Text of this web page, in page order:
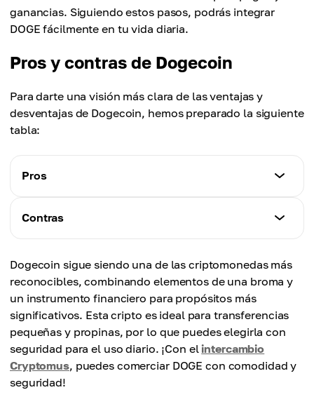
ganancias. Siguiendo estos pasos, podrás integrar
DOGE fácilmente en tu vida diaria.
Pros y contras de Dogecoin
Para darte una visión más clara de las ventajas y
desventajas de Dogecoin, hemos preparado la siguiente
tabla:
Pros
Características
- Comunidad activa y amigable.
- Amplia aceptación como método de pago (Tesla,
AMC, Newegg, etc.).
- Apoyo de figuras de alto perfil como Elon Musk y
Snoop Dogg.
Contras
- Suministro ilimitado puede reducir su valor.
- Alta volatilidad.
- Casos de uso limitados en comparación con
blockchains más avanzadas.
- Falta de objetivos de desarrollo serios
(originalmente creada como una broma).
- Dependencia del hype y la influencia de los
medios.
Dogecoin sigue siendo una de las criptomonedas más
reconocibles, combinando elementos de una broma y
un instrumento financiero para propósitos más
significativos. Esta cripto es ideal para transferencias
pequeñas y propinas, por lo que puedes elegirla con
seguridad para el uso diario. ¡Con elintercambio
Cryptomus, puedes comerciar DOGE con comodidad y
seguridad!